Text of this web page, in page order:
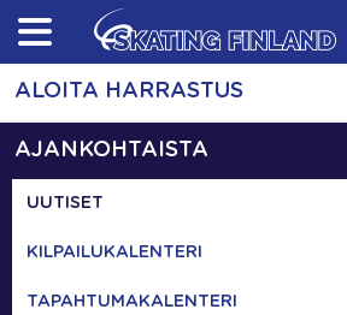
Skip
content
ALOITA HARRASTUS
AJANKOHTAISTA
UUTISET
KILPAILUKALENTERI
TAPAHTUMAKALENTERI